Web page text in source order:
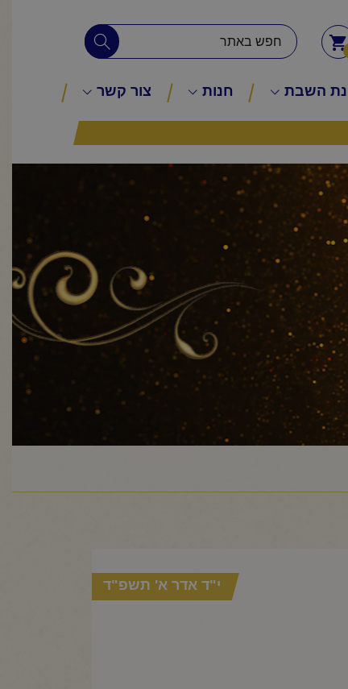
השבת חנות צור קשר
י"ד אדר א' תשפ"ד